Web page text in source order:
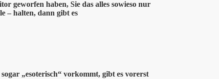
geworfen haben, Sie das alles sowieso nur
– halten, dann gibt es
„esoterisch“ vorkommt, gibt es vorerst